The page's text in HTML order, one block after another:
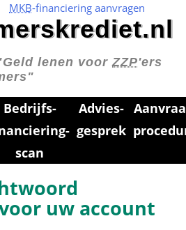
MKB-financiering aanvragen
lenen voor ZZP'ers
Bedrijfs­
scan
Advies­
gesprek
uw account